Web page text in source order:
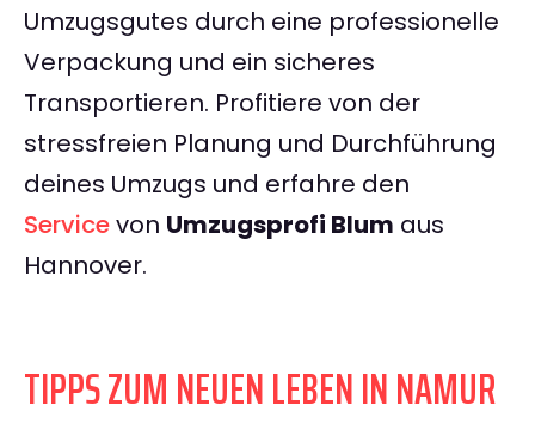
Umzugsgutes durch eine professionelle
Verpackung und ein sicheres
Transportieren. Profitiere von der
stressfreien Planung und Durchführung
deines Umzugs und erfahre den
Servicevon Umzugsprofi Blum aus
Hannover.
TIPPS ZUM NEUEN LEBEN IN NAMUR